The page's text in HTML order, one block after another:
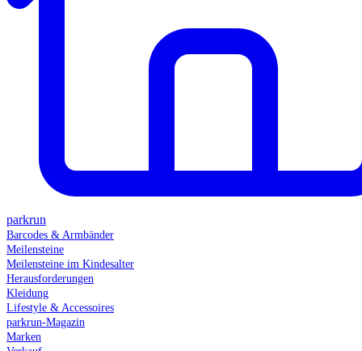
parkrun
Barcodes & Armbänder
Meilensteine
Meilensteine im Kindesalter
Herausforderungen
Kleidung
Lifestyle & Accessoires
parkrun-Magazin
Marken